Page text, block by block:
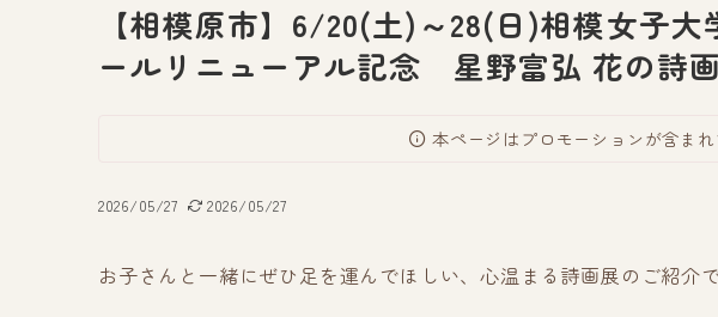
【相模原市】6/20(土)～28(日)相模女子
ールリニューアル記念 星野富弘 花の詩
本ページはプロモーションが含まれ
2026/05/27 2026/05/27
お子さんと一緒にぜひ足を運んでほしい、心温まる詩画展のご紹介で